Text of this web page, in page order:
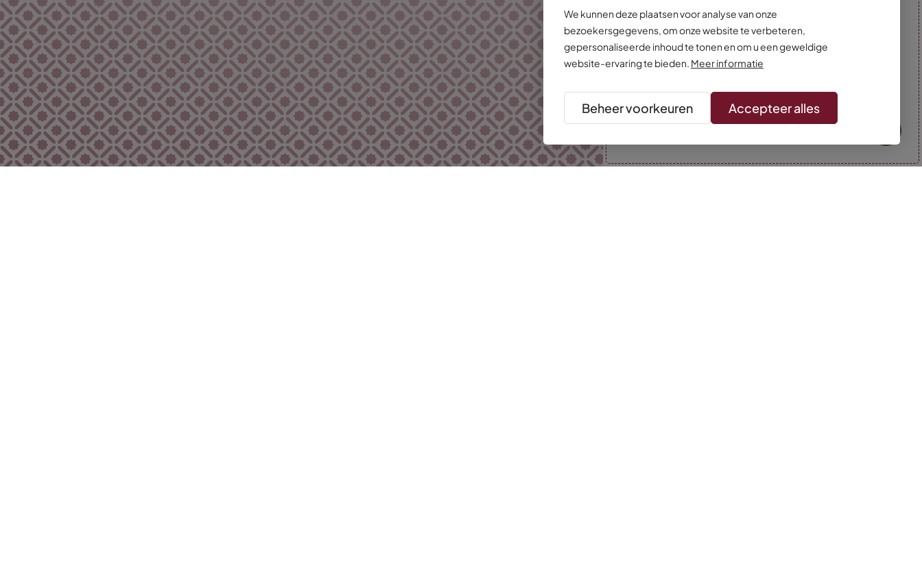
We kunnen deze plaatsen voor analyse van onze
bezoekersgegevens, om onze website te verbeteren,
gepersonaliseerde inhoud te tonen en om u een geweldige
website-ervaring te bieden. Meer informatie
Beheer voorkeuren Accepteer alles